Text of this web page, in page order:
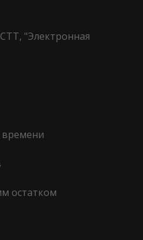
"Электронная
остатком